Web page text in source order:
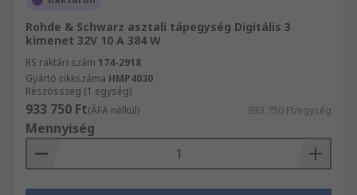
Rohde & Schwarz asztali tápegység Digitális 3
kimenet 32V 10 A 384 W
RS raktári szám 174-2918
Gyártó cikkszáma HMP4030
Részösszeg (1 egység)
933 750 Ft(ÁFA nélkül) 933 750 Ft/egység
Mennyiség